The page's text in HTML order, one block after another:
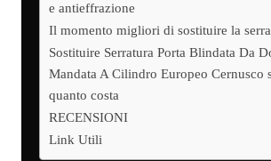
e antieffrazione
Il momento migliori di sostituire la
Sostituire Serratura Porta Blindata Da
Mandata A Cilindro Europeo Cernusco
quanto costa
RECENSIONI
Link Utili